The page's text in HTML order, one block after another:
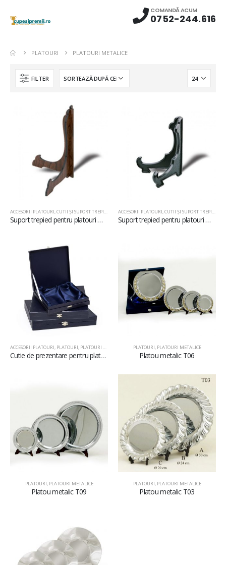
COMANDĂ ACUM
0752-244.616
PLATOURI PLATOURI METALICE
FILTER
ACCESORII PLATOURI,CUTII ȘI SUPORT TREPIED PLACHETE DIN LEMN,PLATOURI, PLATOURI METALICE
Suport trepied pentru platouri metalice și plachete din lemn TA02
ACCESORII PLATOURI,CUTII ȘI SUPORT TREPIED
Suport trepied pentru platouri metalice și plachete din lemn TA01
ACCESORII PLATOURI, PLATOURI, PLATOURI METALICE
Cutie de prezentare pentru platouri metalice D25
PLATOURI, PLATOURI METALICE
Platou metalic T06
PLATOURI, PLATOURI METALICE
Platou metalic T09
PLATOURI, PLATOURI METALICE
Platou metalic T03